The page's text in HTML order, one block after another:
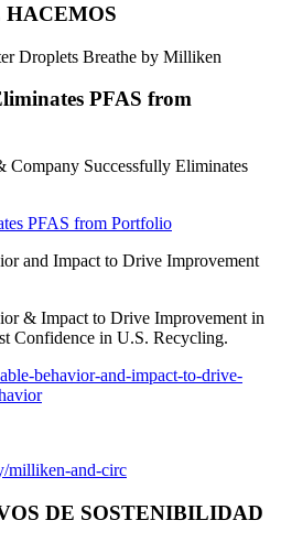
HACEMOS
PFAS from
Successfully Eliminates
PFAS from Portfolio
and Impact to Drive Improvement
& Impact to Drive Improvement in
Confidence in U.S. Recycling.
behavior-and-impact-to-drive-
milliken-and-circ
DE SOSTENIBILIDAD